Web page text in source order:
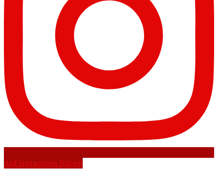
Auf Instagram folgen